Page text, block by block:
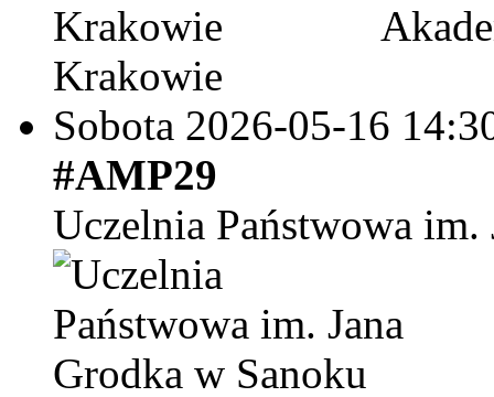
Krakowie
Sobota 2026-05-16
#AMP29
Uczelnia Państwowa